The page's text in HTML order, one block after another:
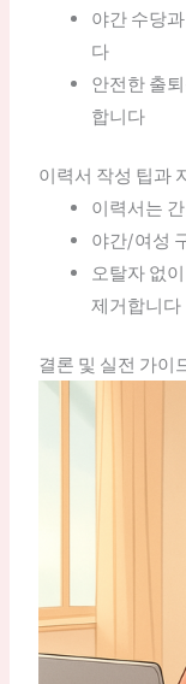
야간 수당
다
안전한 출
합니다
이력서 작성 팁과
이력서는
야간/여성
오탈자 없
제거합니다
결론 및 실전 가이